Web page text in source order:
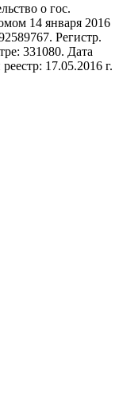
о гос.
14 января 2016
Регистр.
331080. Дата
17.05.2016 г.